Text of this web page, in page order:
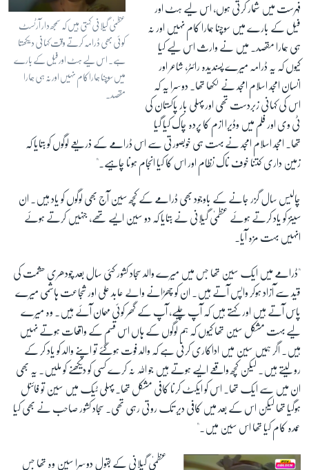
عظمیٰ گیلانی کہتی ہیں کہ سمجھ دار آرٹسٹ
کوئی بھی ڈرامہ کرتے وقت کہانی دیکھتا
ہے۔ اس لیے ہٹ اور فیل کے بارے
میں سوچنا ہمارا کام نہیں اور نہ ہی ہمارا
مقصد۔
فہرست میں شمار کرتی ہوں، اس لیے ہٹ اور
فیل کے بارے میں سوچنا ہمارا کام نہیں اور نہ
ہی ہمارا مقصد۔ میں نے وارث اس لیے کیا
کیوں کہ یہ ڈرامہ میرے پسندیدہ رائٹر، شاعر اور
انسان امجد اسلام امجد نے لکھا تھا۔ دوسرا یہ کہ
اس کی کہانی زبردست تھی اور پہلی بار پاکستان کی
ٹی وی اور فلم میں وڈیرا ازم کا پردہ چاک کیا گیا
تھا۔ امجد اسلام امجد نے بہت ہی خوبصورتی سے اس ڈرامے کے ذریعے لوگوں کو بتایا کہ
زمین داری کتنا خوف ناک نظام اور اس کا کیا انجام ہونا چاہیے۔"
چالیس سال گزر جانے کے باوجود بھی ڈرامے کے کچھ سین آج بھی لوگوں کو یاد ہیں۔ ان
سینز کو یاد کرتے ہوئے عظمیٰ گیلانی نے بتایا کہ دو سین ایسے تھے، جنہیں کرتے ہوئے
انہیں بہت مزہ آیا۔
"ڈرامے میں ایک سین تھا جس میں میرے والد سجاد کشور کئی سال بعد چودھری حشمت کی
قید سے آزاد ہوکر واپس آتے ہیں۔ ان کو چھڑانے والے عابد علی اور شجاعت ہاشمی میرے
پاس آتے ہیں اور کہتے ہیں کہ آپ چلیے، آپ کے گھر کوئی مہمان آئے ہیں۔ وہ میرے
لیے بہت مشکل سین تھا کیوں کہ ہم لوگوں کے ہاں اس قسم کے واقعات ہوتے نہیں
ہیں۔ اگر ہمیں سین میں اداکاری کرنی ہے کہ والد فوت ہوگئے تو اپنے والد کو یاد کر کے
رولیتے ہیں۔ لیکن کچھ واقعے ایسے ہوتے ہیں جو اللہ نہ کرے کسی کو دیکھنے کو ملیں۔ یہ بھی
ان میں سے ایک تھا۔ اس کو ایکٹ کرنا کافی مشکل تھا۔ پہلی ٹیک میں سین تو فائنل
ہوگیا تھا لیکن اس کے بعد میں کافی دیر تک روتی رہی تھی۔ سجاد کشور صاحب نے بھی کیا
عمدہ کام کیا تھا اس سین میں۔"
عظمیٰ گیلانی کے بقول دوسرا سین وہ تھا جس